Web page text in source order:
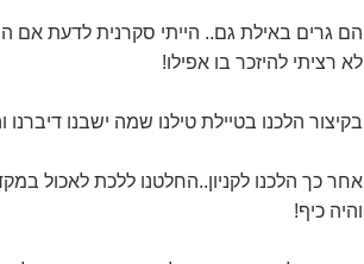
הם גרים באילת גם.. הייתי סקרנית לדעת אם
לא רציתי להיזכר בו אפילו!
בקיצור הלכנו בטיילת טילנו שמה ישבנו דיברנו
אחר כך הלכנו לקניון..החלטנו ללכת לאכול
והיה כיף!